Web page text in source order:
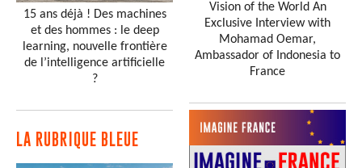
15 ans déjà ! Des machines
et des hommes : le deep
learning, nouvelle frontière
de l’intelligence artificielle
?
LA RUBRIQUE BLEUE
Vision of the World An
Exclusive Interview with
Mohamad Oemar,
Ambassador of Indonesia to
France